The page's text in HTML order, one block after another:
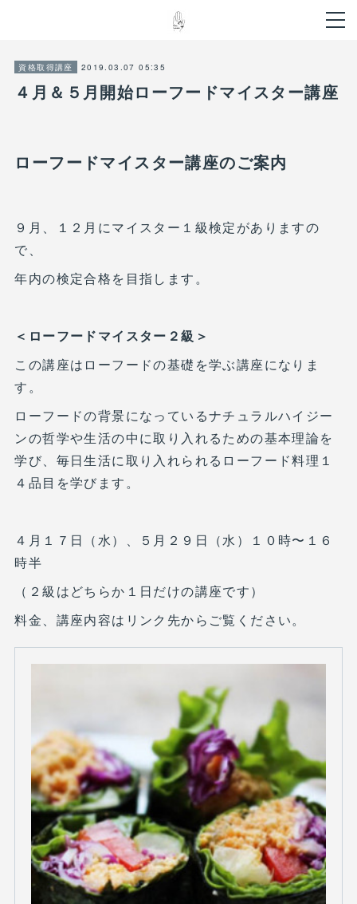
資格取得講座 2019.03.07 05:35
４月＆５月開始ローフードマイスター講座
ローフードマイスター講座のご案内
９月、１２月にマイスター１級検定がありますの
で、
年内の検定合格を目指します。
＜ローフードマイスター２級＞
この講座はローフードの基礎を学ぶ講座になりま
す。
ローフードの背景になっているナチュラルハイジー
ンの哲学や生活の中に取り入れるための基本理論を
学び、毎日生活に取り入れられるローフード料理１
４品目を学びます。
４月１７日（水）、５月２９日（水）１０時〜１６
時半
（２級はどちらか１日だけの講座です）
料金、講座内容はリンク先からご覧ください。